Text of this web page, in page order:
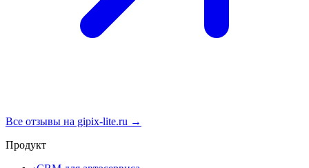
Все отзывы на gipix-lite.ru →
Продукт